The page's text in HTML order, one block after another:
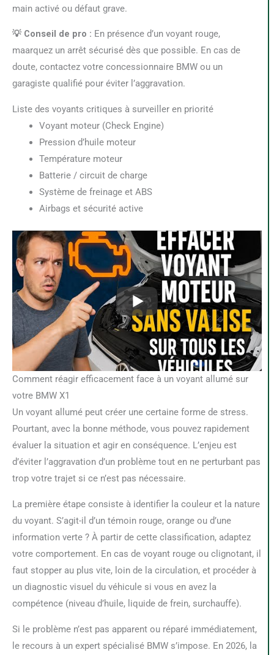
main activé ou défaut grave.
💡 Conseil de pro : En présence d’un voyant rouge,
maarquez un arrêt sécurisé dès que possible. En cas de
doute, contactez votre concessionnaire BMW ou un
garagiste qualifié pour éviter l’aggravation.
Liste des voyants critiques à surveiller en priorité
Voyant moteur (Check Engine)
Pression d’huile moteur
Température moteur
Batterie / circuit de charge
Système de freinage et ABS
Airbags et sécurité active
Comment réagir efficacement face à un voyant allumé sur
votre BMW X1
Un voyant allumé peut créer une certaine forme de stress.
Pourtant, avec la bonne méthode, vous pouvez rapidement
évaluer la situation et agir en conséquence. L’enjeu est
d’éviter l’aggravation d’un problème tout en ne perturbant pas
trop votre trajet si ce n’est pas nécessaire.
La première étape consiste à identifier la couleur et la nature
du voyant. S’agit-il d’un témoin rouge, orange ou d’une
information verte ? À partir de cette classification, adaptez
votre comportement. En cas de voyant rouge ou clignotant, il
faut stopper au plus vite, loin de la circulation, et procéder à
un diagnostic visuel du véhicule si vous en avez la
compétence (niveau d’huile, liquide de frein, surchauffe).
Si le problème n’est pas apparent ou réparé immédiatement,
le recours à un expert spécialisé BMW s’impose. En 2026, la